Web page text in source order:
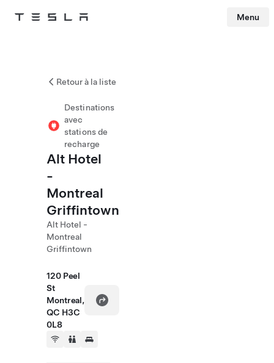
Tesla Menu
Retour à la liste
Destinations
avec
stations de
recharge
Alt Hotel
-
Montreal
Griffintown
Alt Hotel -
Montreal
Griffintown
120 Peel
St
Montreal,
QC H3C
0L8